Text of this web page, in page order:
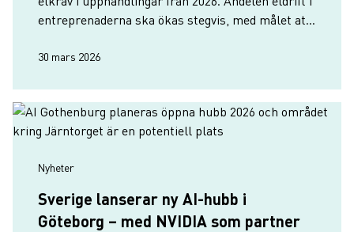
entreprenaderna ska ökas stegvis, med målet att
maskiner sk…
30 mars 2026
Nyheter
Sverige lanserar ny AI-hubb i
Göteborg – med NVIDIA som partner